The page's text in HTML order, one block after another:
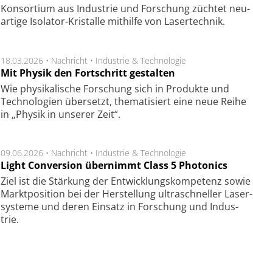
Kon­sor­tium aus In­dus­trie und For­schung züch­tet neu­
ar­ti­ge Iso­lator-Kris­tal­le mit­hil­fe von Laser­tech­nik.
18.03.2026 • Nachricht • Industrie & Technologie
Mit Physik den Fortschritt gestalten
Wie physikalische Forschung sich in Produkte und
Technologien übersetzt, thematisiert eine neue Reihe
in „Physik in unserer Zeit“.
09.06.2026 • Nachricht • Industrie & Technologie
Light Conversion übernimmt Class 5 Photonics
Ziel ist die Stär­kung der Ent­wick­lungs­kom­pe­tenz sowie
Markt­po­si­tion bei der Her­stel­lung ul­tra­schnel­ler Laser­
sys­te­me und de­ren Ein­satz in For­schung und In­dus­
trie.